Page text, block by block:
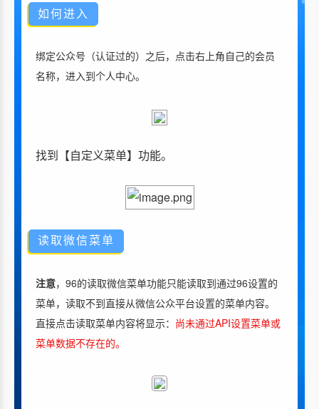
如何进入
绑定公众号（认证过的）之后，点击右上角自己的会员
名称，进入到个人中心。
找到【自定义菜单】功能。
读取微信菜单
注意，96的读取微信菜单功能只能读取到通过96设置的
菜单，读取不到直接从微信公众平台设置的菜单内容。
直接点击读取菜单内容将显示： 尚未通过API设置菜单或
菜单数据不存在的。